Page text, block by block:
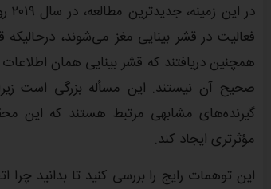
فعالیت در قشر بینایی مغز می‌شوند،
همچنین دریافتند که قشر بینایی همان
صحیح آن نیستند. این مسأله بزرگی است
گیرنده‌های مشابهی مرتبط هستند که این
مؤثرتری ایجاد کند.
این توهمات رایج را بررسی کنید تا بدانید